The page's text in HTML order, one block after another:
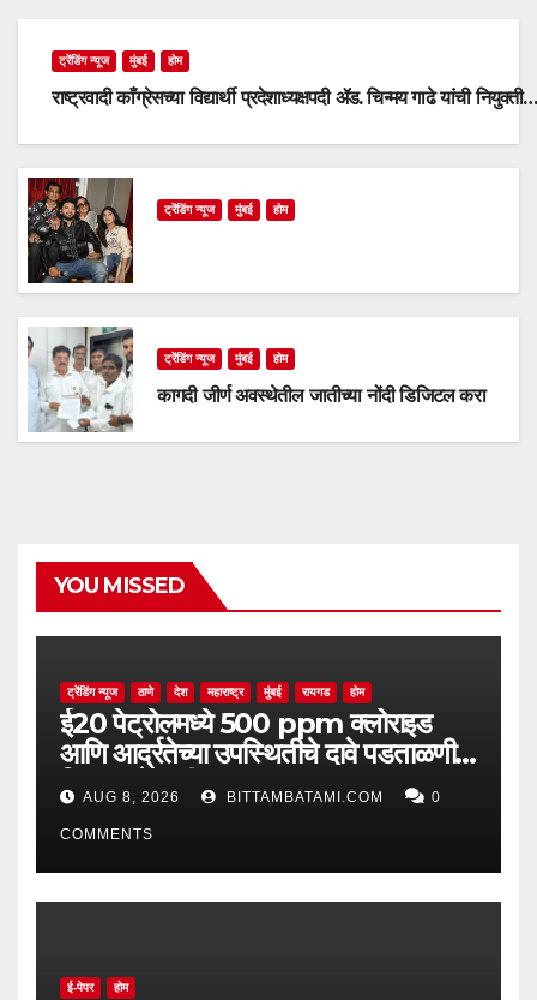
ट्रेंडिंग न्यूज मुंबई होम
राष्ट्रवादी काँग्रेसच्या विद्यार्थी प्रदेशाध्यक्षपदी ॲड. चिन्मय गाढे यांची नियुक्ती…
ट्रेंडिंग न्यूज मुंबई होम
ट्रेंडिंग न्यूज मुंबई होम
कागदी जीर्ण अवस्थेतील जातीच्या नोंदी डिजिटल करा
YOU MISSED
ट्रेंडिंग न्यूज ठाणे देश महाराष्ट्र मुंबई रायगड होम
ई20 पेट्रोलमध्ये 500 ppm क्लोराइड
आणि आर्द्रतेच्या उपस्थितीचे दावे पडताळणीत
सिद्ध झाले नाहीत
AUG 8, 2026 BITTAMBATAMI.COM 0
COMMENTS
ई-पेपर होम